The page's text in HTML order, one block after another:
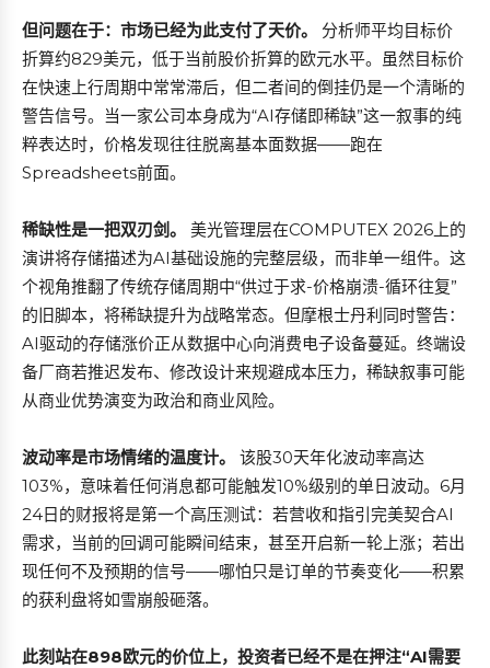
但问题在于：市场已经为此支付了天价。
分析师平均目标价
折算约829美元，低于当前股价折算的欧元水平。虽然目标价
在快速上行周期中常常滞后，但二者间的倒挂仍是一个清晰的
警告信号。当一家公司本身成为“AI存储即稀缺”这一叙事的纯
粹表达时，价格发现往往脱离基本面数据——跑在
Spreadsheets前面。
稀缺性是一把双刃剑。
美光管理层在COMPUTEX 2026上的
演讲将存储描述为AI基础设施的完整层级，而非单一组件。这
个视角推翻了传统存储周期中“供过于求-价格崩溃-循环往复”
的旧脚本，将稀缺提升为战略常态。但摩根士丹利同时警告：
AI驱动的存储涨价正从数据中心向消费电子设备蔓延。终端设
备厂商若推迟发布、修改设计来规避成本压力，稀缺叙事可能
从商业优势演变为政治和商业风险。
波动率是市场情绪的温度计。
该股30天年化波动率高达
103%，意味着任何消息都可能触发10%级别的单日波动。6月
24日的财报将是第一个高压测试：若营收和指引完美契合AI
需求，当前的回调可能瞬间结束，甚至开启新一轮上涨；若出
现任何不及预期的信号——哪怕只是订单的节奏变化——积累
的获利盘将如雪崩般砸落。
此刻站在898欧元的价位上，投资者已经不是在押注“AI需要